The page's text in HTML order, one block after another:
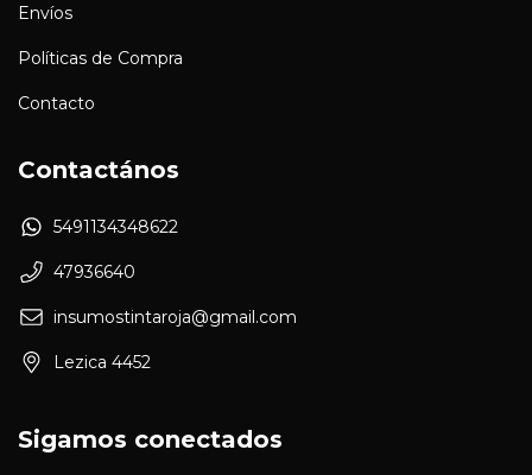
Envíos
Políticas de Compra
Contacto
Contactános
5491134348622
47936640
insumostintaroja@gmail.com
Lezica 4452
Sigamos conectados